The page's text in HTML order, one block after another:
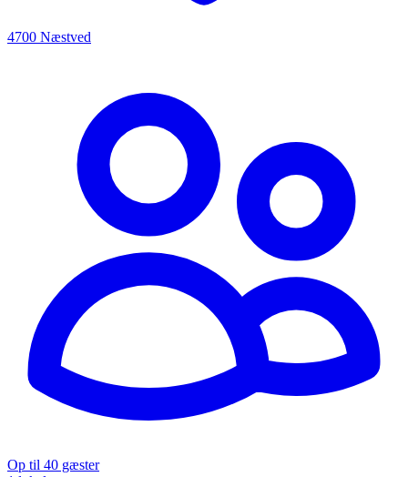
4700 Næstved
Op til 40 gæster